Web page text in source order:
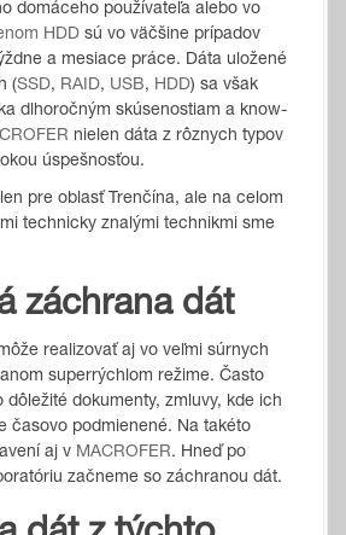
domáceho používateľa alebo vo
HDD sú vo väčšine prípadov
a mesiace práce. Dáta uložené
(SSD, RAID, USB, HDD) sa však
dlhoročným skúsenostiam a know-
nielen dáta z rôznych typov
úspešnosťou.
pre oblasť Trenčína, ale na celom
technicky znalými technikmi sme
záchrana dát
realizovať aj vo veľmi súrnych
superrýchlom režime. Často
dôležité dokumenty, zmluvy, kde ich
časovo podmienené. Na takéto
aj v MACROFER. Hneď po
začneme so záchranou dát.